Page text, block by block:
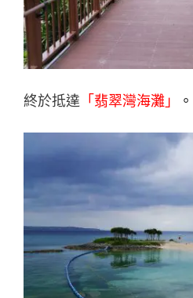
終於抵達 「翡翠灣海灘」 。